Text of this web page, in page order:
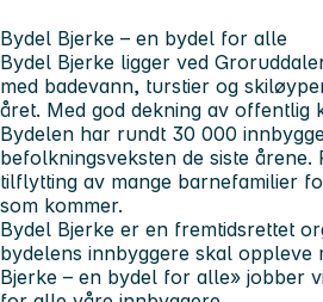
Bydel Bjerke – en bydel for alle
Bydel Bjerke ligger ved
med badevann, turstier og
året. Med god dekning av offentlig
Bydelen har rundt 30 000
befolkningsveksten de siste
tilflytting av mange barnefamilier
som kommer.
Bydel Bjerke er en fremtidsrettet
bydelens innbyggere skal oppleve
Bjerke – en bydel for alle» jobber